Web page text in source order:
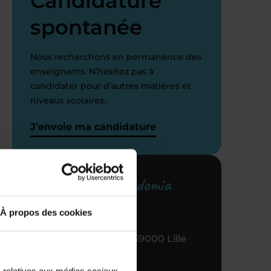
À propos des cookies
spontanée
Nous recherchons en permanence des
enseignants. N’hésitez pas à
candidater pour d’autres matières et
niveaux scolaires.
J’envoie ma candidature
Votre centre Acadomia
référent
65 RUE Nationale, 59000 Lille
03 28 38 95 95